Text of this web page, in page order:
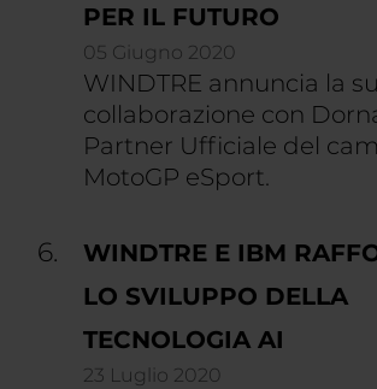
PER IL FUTURO
05 Giugno 2020
WINDTRE annuncia la
collaborazione con
Partner Ufficiale del
MotoGP eSport.
WINDTRE E IBM
LO SVILUPPO DELLA
TECNOLOGIA AI
23 Luglio 2020